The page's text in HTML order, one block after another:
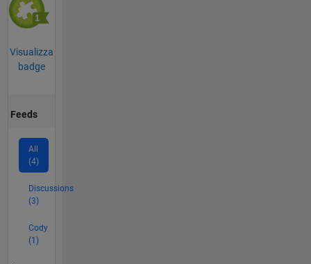
Visualizza
badge
Feeds
All
(4)
Discussions
(3)
Cody
(1)